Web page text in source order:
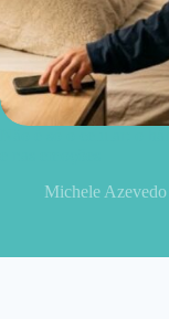
Michele Azevedo